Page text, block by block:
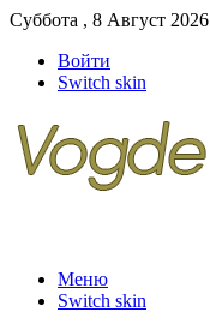
Суббота , 8 Август 2026
Войти
Switch skin
Меню
Switch skin